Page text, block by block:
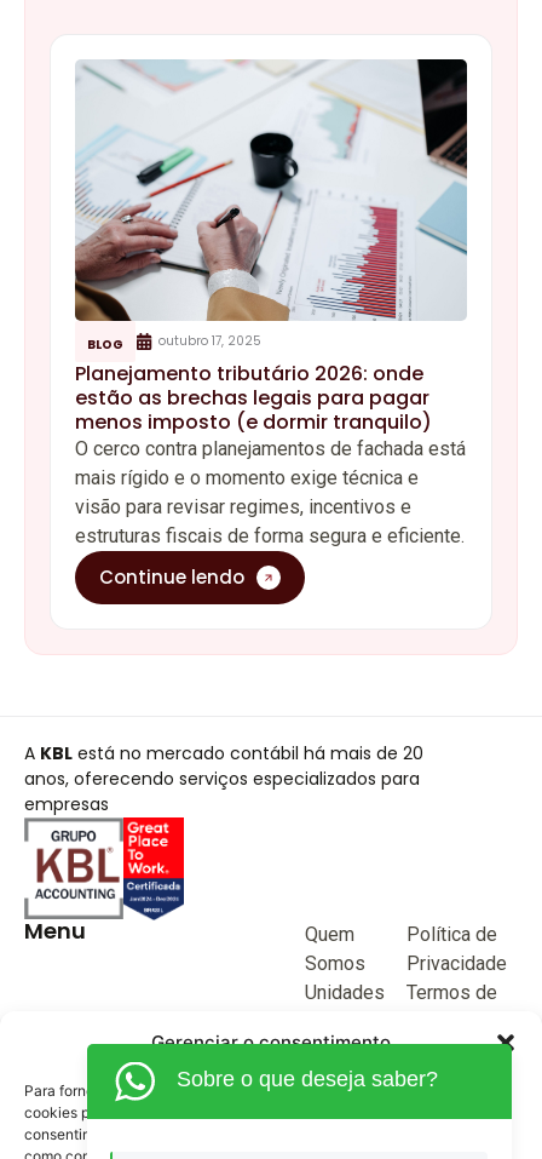
Gerenciar o consentimento
Para fornecer as melhores experiências, usamos tecnologias como
cookies para armazenar e/ou acessar informações do dispositivo. O
consentimento para essas tecnologias nos permitirá processar dados
BLOG outubro 17, 2025
Planejamento tributário 2026: onde
estão as brechas legais para pagar
menos imposto (e dormir tranquilo)
O cerco contra planejamentos de fachada está
mais rígido e o momento exige técnica e
visão para revisar regimes, incentivos e
estruturas fiscais de forma segura e eficiente.
Continue lendo
A KBL está no mercado contábil há mais de 20
anos, oferecendo serviços especializados para
empresas
Menu
Quem
Somos
Unidades
Blog
Junte-se a
Política de
Privacidade
Termos de
Sobre o que deseja saber?